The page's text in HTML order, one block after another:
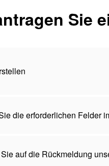
Sie
die erforderlichen Felder
auf die Rückmeldung